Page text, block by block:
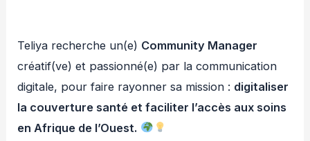
Teliya recherche un(e) Community Manager
créatif(ve) et passionné(e) par la communication
digitale, pour faire rayonner sa mission : digitaliser
la couverture santé et faciliter l’accès aux soins
en Afrique de l’Ouest.